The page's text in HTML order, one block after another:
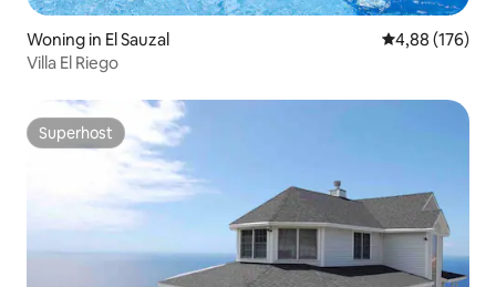
Woning in El Sauzal Gemiddelde
4,88 (176)
Villa El Riego
Superhost
Superhost